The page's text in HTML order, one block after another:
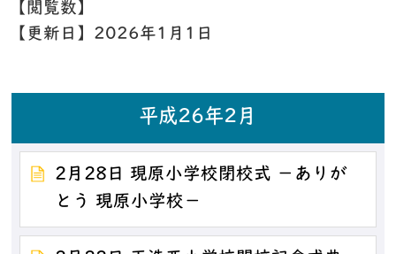
【閲覧数】
【更新日】 2026年1月1日
平成26年2月
2月28日 現原小学校閉校式 －ありが
とう 現原小学校－